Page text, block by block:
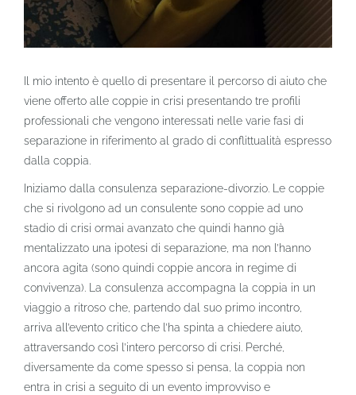
Il mio intento è quello di presentare il percorso di aiuto che
viene offerto alle coppie in crisi presentando tre profili
professionali che vengono interessati nelle varie fasi di
separazione in riferimento al grado di conflittualità espresso
dalla coppia.
Iniziamo dalla consulenza separazione-divorzio. Le coppie
che si rivolgono ad un consulente sono coppie ad uno
stadio di crisi ormai avanzato che quindi hanno già
mentalizzato una ipotesi di separazione, ma non l’hanno
ancora agita (sono quindi coppie ancora in regime di
convivenza). La consulenza accompagna la coppia in un
viaggio a ritroso che, partendo dal suo primo incontro,
arriva all’evento critico che l’ha spinta a chiedere aiuto,
attraversando così l’intero percorso di crisi. Perché,
diversamente da come spesso si pensa, la coppia non
entra in crisi a seguito di un evento improvviso e